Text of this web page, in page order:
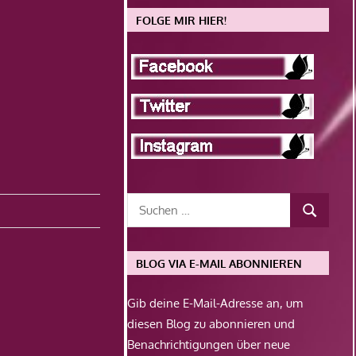
FOLGE MIR HIER!
BLOG VIA E-MAIL ABONNIEREN
Gib deine E-Mail-Adresse an, um
diesen Blog zu abonnieren und
Benachrichtigungen über neue